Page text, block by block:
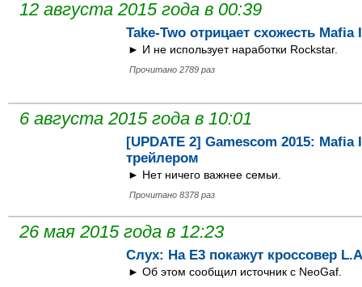
12 августа 2015 года в 00:39
Take-Two отрицает схожесть Mafia
► И не использует наработки Rockstar.
Прочитано 2789 раз
6 августа 2015 года в 10:01
[UPDATE 2] Gamescom 2015:
трейлером
► Нет ничего важнее семьи.
Прочитано 8378 раз
26 мая 2015 года в 12:23
Слух: На Е3 покажут кроссовер
► Об этом сообщил источник с NeoGaf.